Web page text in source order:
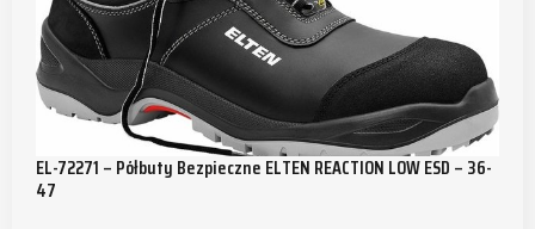
EL-72271 – Półbuty Bezpieczne ELTEN REACTION LOW ESD – 36-
47